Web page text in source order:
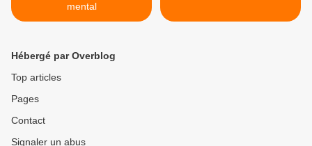
mental
Hébergé par Overblog
Top articles
Pages
Contact
Signaler un abus